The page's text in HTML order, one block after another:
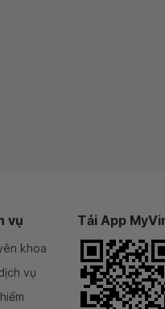
vụ
khoa
vụ
Tải App